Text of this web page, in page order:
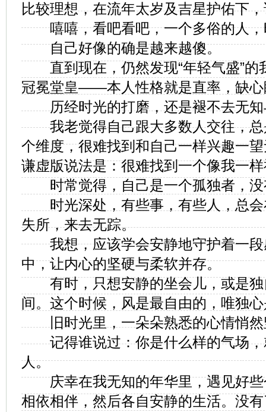
比较理想，在流年太岁及吉星护佑下
嘻嘻，看吧看吧，一个多俗的人，
自己好像的确是越来越傻。
直到现在，仍然发现“年轻气盛”的
冠冕堂皇——本人性格就是直率，缺心
历经时光的打磨，还是褪不去无知
我老觉得自己跟大多数人交往，总
个维度，很难找到和自己一样兴趣一
谦虚版说法是：很难找到一个像我一
时常觉得，自己是一个孤独者，没
时光深处，有些事，有些人，总会
失所，来去无踪。
我想，应该学会安静地守护着一段
中，让内心的坚硬与柔软并存。
有时，只想安静的坐会儿，或是独
间。这个时候，风是最自由的，唯独
旧时光里，一朵朵熟悉的心情悄然
记得谁说过：你是什么样的气场，
人。
庆幸在我无知的年华里，遇见好些
相依相伴，然后各自安静的生活。没